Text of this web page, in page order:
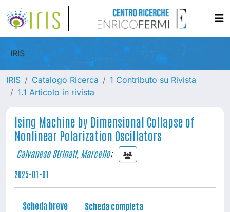
IRIS
IRIS Catalogo Ricerca
1 Contributo su Rivista
1.1 Articolo in rivista
Ising Machine by Dimensional Collapse of
Nonlinear Polarization Oscillators
Calvanese Strinati, Marcello;
2025-01-01
Scheda breve
Scheda completa